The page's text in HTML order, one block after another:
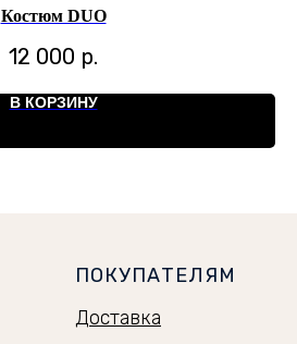
Костюм DUO
12 000 р.
В КОРЗИНУ
ПОКУПАТЕЛЯМ
Доставка